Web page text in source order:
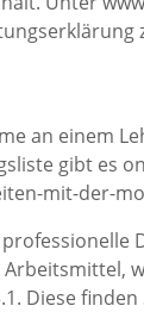
an einem
gibt es
mit-der-
Diese